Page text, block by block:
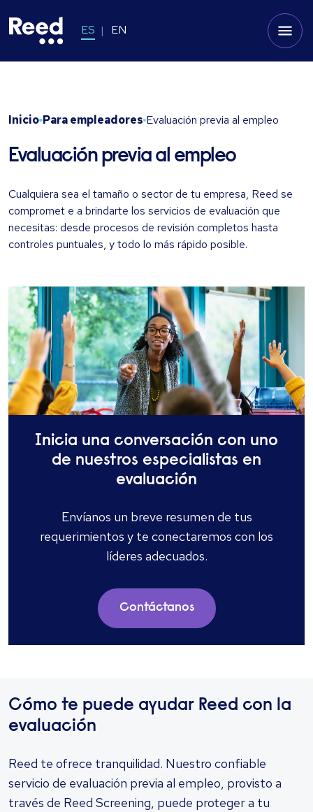
ES EN
Inicio Para empleadores Evaluación previa al empleo
Evaluación previa al empleo
Cualquiera sea el tamaño o sector de tu empresa, Reed se
compromet e a brindarte los servicios de evaluación que
necesitas: desde procesos de revisión completos hasta
controles puntuales, y todo lo más rápido posible.
Inicia una conversación con uno
de nuestros especialistas en
evaluación
Envíanos un breve resumen de tus
requerimientos y te conectaremos con los
líderes adecuados.
Contáctanos
Cómo te puede ayudar Reed con la
evaluación
Reed te ofrece tranquilidad. Nuestro confiable
servicio de evaluación previa al empleo, provisto a
través de Reed Screening, puede proteger a tu